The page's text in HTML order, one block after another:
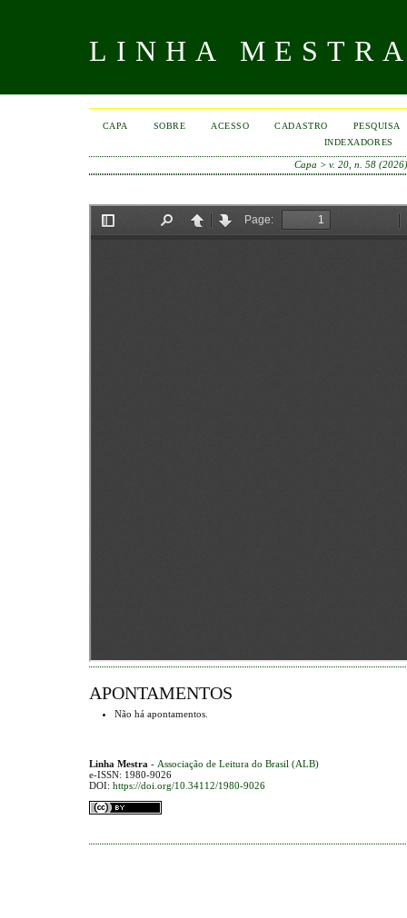
LINHA
CAPA SOBRE ACESSO CADASTRO
PESQUISA
INDEXADORES
Capa > v. 20, n. 58 (2026)
APONTAMENTOS
Não há apontamentos.
Linha Mestra - Associação de Leitura do Brasil (ALB)
e-ISSN: 1980-9026
DOI: https://doi.org/10.34112/1980-9026